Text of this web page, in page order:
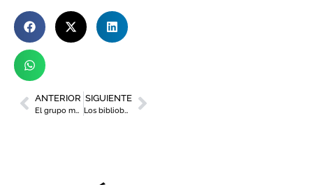
ANTERIOR
El grupo murciano Matraca se suma al cartel del Fan Futura tras vencer el Concurso de Bandas
SIGUIENTE
Los bibliobuses vuelven a recorrer la costa murciana con más de 60.000 ejemplares para disfrutar de un ‘Verano de libro’